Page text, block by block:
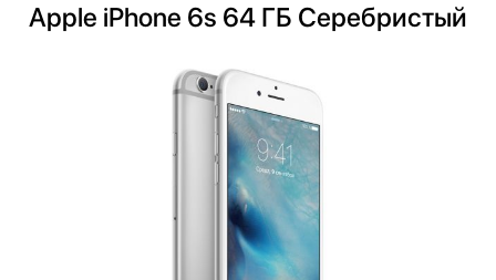
Apple iPhone 6s 64 ГБ Серебристый